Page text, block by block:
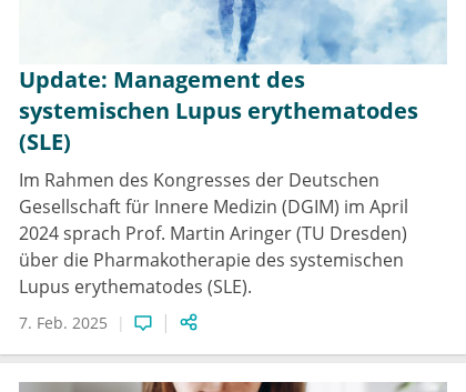
Update: Management des
systemischen Lupus erythematodes
(SLE)
Im Rahmen des Kongresses der Deutschen
Gesellschaft für Innere Medizin (DGIM) im April
2024 sprach Prof. Martin Aringer (TU Dresden)
über die Pharmakotherapie des systemischen
Lupus erythematodes (SLE).
7. Feb. 2025